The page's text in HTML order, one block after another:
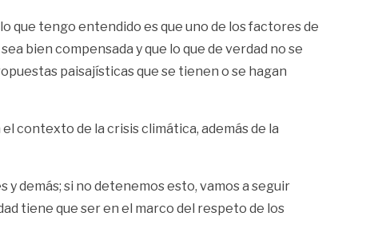
que tengo entendido es que uno de los factores de
bien compensada y que lo que de verdad no se
paisajísticas que se tienen o se hagan
contexto de la crisis climática, además de la
demás; si no detenemos esto, vamos a seguir
tiene que ser en el marco del respeto de los